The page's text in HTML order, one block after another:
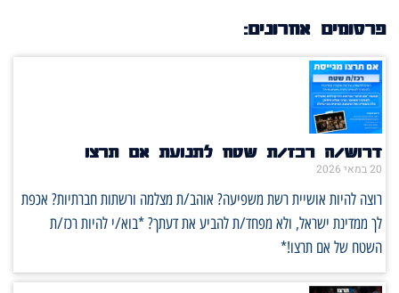
פרסומים אחרונים:
דרוש/ה רכז/ת שטח לתנועת אם תרצו
20 במאי 2026
רוצה להיות אושיית רשת משפיעה? אוהב/ת מצלמה ורשתות חברתיות? אכפת
לך ממדינת ישראל, ולא מפחד/ת להביע את דעתך? *בוא/י להיות רכז/ת
השטח של אם תרצו!*